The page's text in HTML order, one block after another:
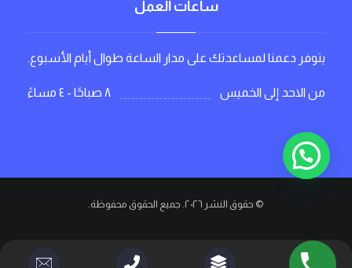
ساعات العمل
يتوفر دعمنا لمساعدتك على مدار الساعة طوال أيام الأسبوع.
من الاحد إلى الخميس ٨ صباحًا - ٤ مساءً
© حقوق النشر ٢٠٢٦. جميع الحقوق محفوظة.